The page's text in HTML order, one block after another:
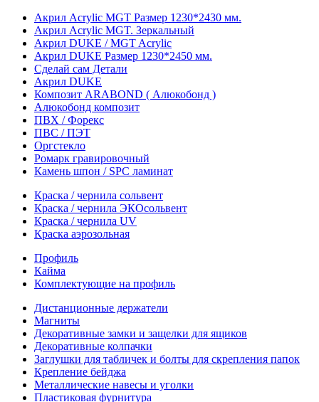
Акрил Acrylic MGT Размер 1230*2430 мм.
Акрил Acrylic MGT. Зеркальный
Акрил DUKE / MGT Acrylic
Акрил DUKE Размер 1230*2450 мм.
Сделай сам Детали
Акрил DUKE
Композит ARABOND ( Алюкобонд )
Алюкобонд композит
ПВХ / Форекс
ПВС / ПЭТ
Оргстекло
Ромарк гравировочный
Камень шпон / SPC ламинат
Краска / чернила сольвент
Краска / чернила ЭКОсольвент
Краска / чернила UV
Краска аэрозольная
Профиль
Кайма
Комплектующие на профиль
Дистанционные держатели
Магниты
Декоративные замки и защелки для ящиков
Декоративные колпачки
Заглушки для табличек и болты для скрепления папок
Крепление бейджа
Металлические навесы и уголки
Пластиковая фурнитура